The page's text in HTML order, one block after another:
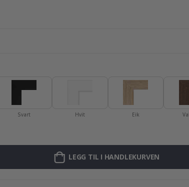
Svart Hvit Eik
LEGG TIL I HANDLEKURVEN